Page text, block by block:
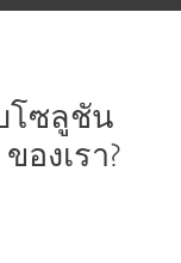
โซลูชัน
องเรา?